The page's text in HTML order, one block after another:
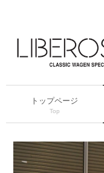
トップページ
Top